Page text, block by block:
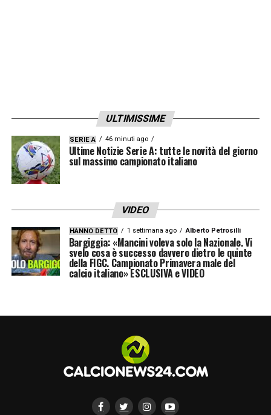
ULTIMISSIME
SERIE A 46 minuti ago
Ultime Notizie Serie A: tutte le novità del giorno
sul massimo campionato italiano
VIDEO
HANNO DETTO 1 settimana ago Alberto Petrosilli
Bargiggia: «Mancini voleva solo la Nazionale. Vi
svelo cosa è successo davvero dietro le quinte
della FIGC. Campionato Primavera male del
calcio italiano» ESCLUSIVA e VIDEO